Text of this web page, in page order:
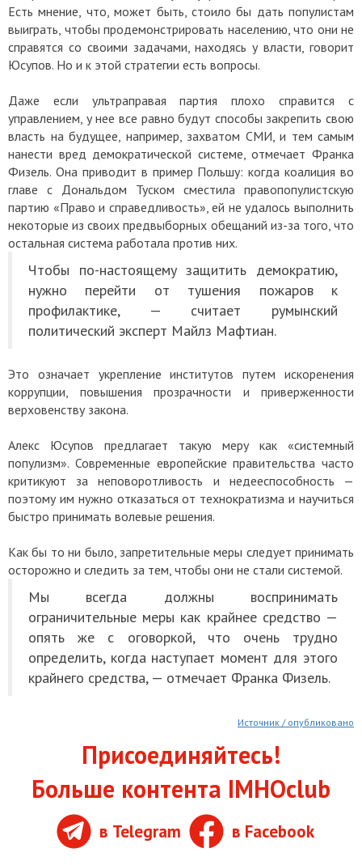
Есть мнение, что, может быть, стоило бы дать популистам
выиграть, чтобы продемонстрировать населению, что они не
справятся со своими задачами, находясь у власти, говорит
Юсупов. Но и к этой стратегии есть вопросы.
Даже если ультраправая партия плохо справится с
управлением, у нее все равно будут способы закрепить свою
власть на будущее, например, захватом СМИ, и тем самым
нанести вред демократической системе, отмечает Франка
Физель. Она приводит в пример Польшу: когда коалиция во
главе с Дональдом Туском сместила правопопулистскую
партию «Право и справедливость», ей не удалось выполнить
некоторые из своих предвыборных обещаний из-за того, что
остальная система работала против них.
Чтобы по-настоящему защитить демократию,
нужно перейти от тушения пожаров к
профилактике, — считает румынский
политический эксперт Майлз Мафтиан.
Это означает укрепление институтов путем искоренения
коррупции, повышения прозрачности и приверженности
верховенству закона.
Алекс Юсупов предлагает такую меру как «системный
популизм». Современные европейские правительства часто
критикуют за неповоротливость и недееспособность —
поэтому им нужно отказаться от технократизма и научиться
быстро принимать волевые решения.
Как бы то ни было, запретительные меры следует принимать
осторожно и следить за тем, чтобы они не стали системой.
Мы всегда должны воспринимать
ограничительные меры как крайнее средство —
опять же с оговоркой, что очень трудно
определить, когда наступает момент для этого
крайнего средства, — отмечает Франка Физель.
Источник / опубликовано
Присоединяйтесь!
Больше контента IMHOclub
в Telegram в Facebook